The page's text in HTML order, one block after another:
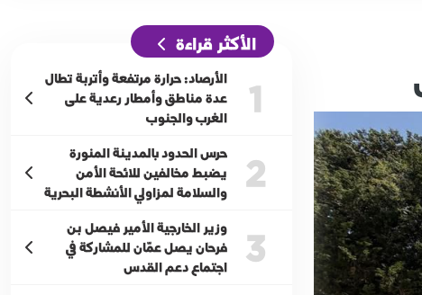
الأكثر قراءة
1
الأرصاد: حرارة مرتفعة وأتربة تطال
عدة مناطق وأمطار رعدية على
الغرب والجنوب
2
حرس الحدود بالمدينة المنورة
يضبط مخالفين للائحة الأمن
والسلامة لمزاولي الأنشطة البحرية
3
وزير الخارجية الأمير فيصل بن
فرحان يصل عمّان للمشاركة في
اجتماع دعم القدس